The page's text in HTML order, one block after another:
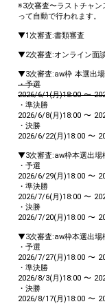
※3次審査〜ラストチャン
って自動で行われます。
▼1次審査:書類審査
▼2次審査:オンライン面
▼3次審査:aw枠 本選出場
・予選
2026/6/1(月)18:00 〜
・準決勝
2026/6/8(月)18:00 〜
・決勝
2026/6/22(月)18:00 〜
▼3次審査:aw枠本選出場
・予選
2026/6/29(月)18:00 〜
・準決勝
2026/7/6(月)18:00 〜
・決勝
2026/7/20(月)18:00 〜
▼3次審査:aw枠本選出場
・予選
2026/7/27(月)18:00 〜
・準決勝
2026/8/3(月)18:00 〜
・決勝
2026/8/17(月)18:00 〜